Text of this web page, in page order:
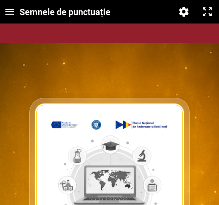
Semnele de punctuație